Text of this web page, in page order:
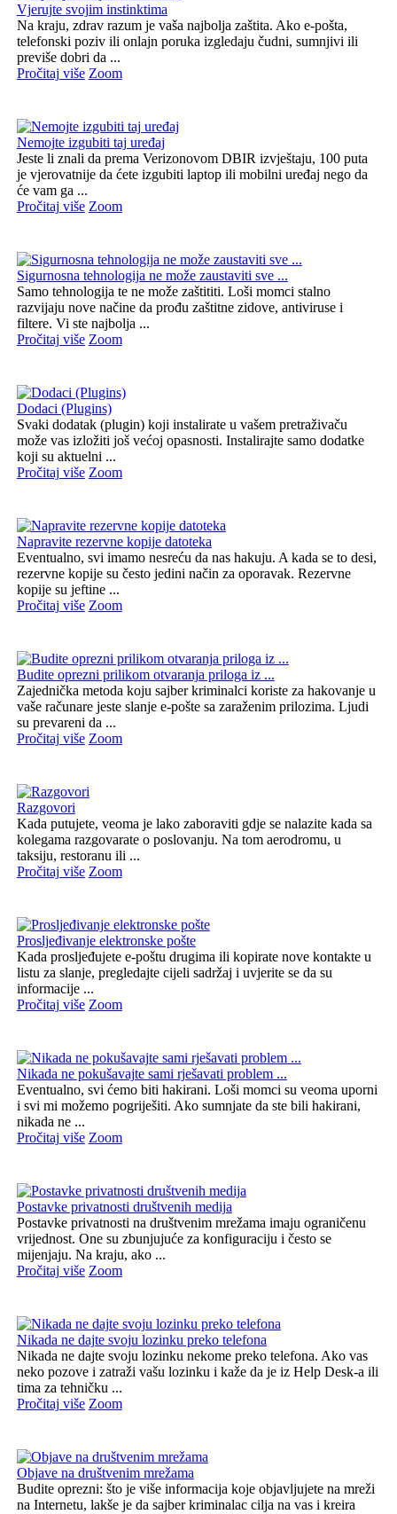
Vjerujte svojim instinktima
Na kraju, zdrav razum je vaša najbolja zaštita. Ako e-pošta,
telefonski poziv ili onlajn poruka izgledaju čudni, sumnjivi ili
previše dobri da ...
Pročitaj više Zoom
Nemojte izgubiti taj uređaj
Jeste li znali da prema Verizonovom DBIR izvještaju, 100 puta
je vjerovatnije da ćete izgubiti laptop ili mobilni uređaj nego da
će vam ga ...
Pročitaj više Zoom
Sigurnosna tehnologija ne može zaustaviti sve ...
Samo tehnologija te ne može zaštititi. Loši momci stalno
razvijaju nove načine da prođu zaštitne zidove, antiviruse i
filtere. Vi ste najbolja ...
Pročitaj više Zoom
Dodaci (Plugins)
Svaki dodatak (plugin) koji instalirate u vašem pretraživaču
može vas izložiti još većoj opasnosti. Instalirajte samo dodatke
koji su aktuelni ...
Pročitaj više Zoom
Napravite rezervne kopije datoteka
Eventualno, svi imamo nesreću da nas hakuju. A kada se to desi,
rezervne kopije su često jedini način za oporavak. Rezervne
kopije su jeftine ...
Pročitaj više Zoom
Budite oprezni prilikom otvaranja priloga iz ...
Zajednička metoda koju sajber kriminalci koriste za hakovanje u
vaše računare jeste slanje e-pošte sa zaraženim prilozima. Ljudi
su prevareni da ...
Pročitaj više Zoom
Razgovori
Kada putujete, veoma je lako zaboraviti gdje se nalazite kada sa
kolegama razgovarate o poslovanju. Na tom aerodromu, u
taksiju, restoranu ili ...
Pročitaj više Zoom
Prosljeđivanje elektronske pošte
Kada prosljeđujete e-poštu drugima ili kopirate nove kontakte u
listu za slanje, pregledajte cijeli sadržaj i uvjerite se da su
informacije ...
Pročitaj više Zoom
Nikada ne pokušavajte sami rješavati problem ...
Eventualno, svi ćemo biti hakirani. Loši momci su veoma uporni
i svi mi možemo pogriješiti. Ako sumnjate da ste bili hakirani,
nikada ne ...
Pročitaj više Zoom
Postavke privatnosti društvenih medija
Postavke privatnosti na društvenim mrežama imaju ograničenu
vrijednost. One su zbunjujuće za konfiguraciju i često se
mijenjaju. Na kraju, ako ...
Pročitaj više Zoom
Nikada ne dajte svoju lozinku preko telefona
Nikada ne dajte svoju lozinku nekome preko telefona. Ako vas
neko pozove i zatraži vašu lozinku i kaže da je iz Help Desk-a ili
tima za tehničku ...
Pročitaj više Zoom
Objave na društvenim mrežama
Budite oprezni: što je više informacija koje objavljujete na mreži
na Internetu, lakše je da sajber kriminalac cilja na vas i kreira